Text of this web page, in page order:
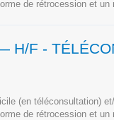
de rétrocession et un
(en téléconsultation)
de rétrocession et un